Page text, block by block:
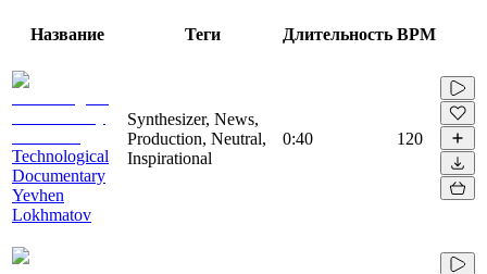
Название Теги Длительность BPM
Technological
Documentary
Yevhen
Lokhmatov
Synthesizer, News,
Production, Neutral,
Inspirational
0:40 120